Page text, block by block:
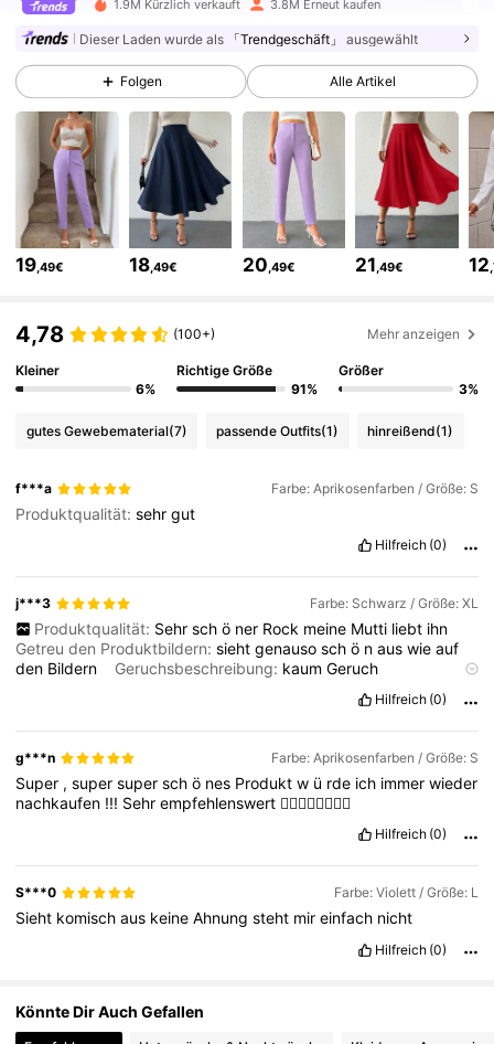
4,75
355K Follower
4,75 355K Follower
355K Follower
355K Follower
4,75 355K Follower
4,75 355K Follower
1.9M Kürzlich verkauft 3.8M Erneut kaufen
Dieser Laden wurde als 「Trendgeschäft」 ausgewählt
Folgen Alle Artikel
19 ,49€ 18 ,49€ 20 ,49€ 21 ,49€ 12
4,78 (100+) Mehr anzeigen
Kleiner
6%
Richtige Größe
91%
Größer
3%
gutes Gewebematerial(7) passende Outfits(1) hinreißend(1)
f***a Farbe: Aprikosenfarben / Größe: S
Produktqualität:sehrgut
Hilfreich (0)
j***3 Farbe: Schwarz / Größe: XL
Produktqualität: Sehr sch ö ner Rock meine Mutti liebt ihn
Getreu den Produktbildern:siehtgenausoschö nauswieauf
den Bildern Geruchsbeschreibung: kaumGeruch
Hilfreich (0)
g***n Farbe: Aprikosenfarben / Größe: S
Super ,supersuperschö nes Produktw ü rde ich immerwieder
nachkaufen !!! Sehrempfehlenswert 👍🏻👍🏻👍🏻👍🏻
Hilfreich (0)
S***0 Farbe: Violett / Größe: L
Sieht komischaus keineAhnungsteht mireinfach nicht
Hilfreich (0)
Könnte Dir Auch Gefallen